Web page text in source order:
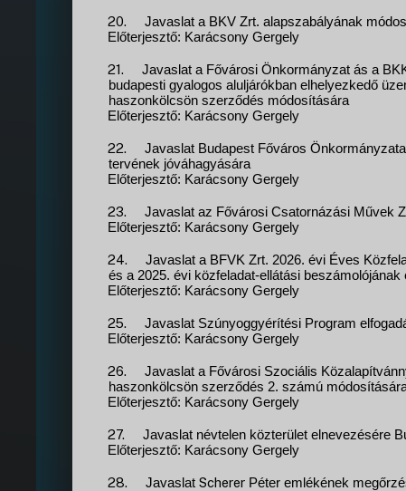
20.
Javaslat a BKV Zrt. alapszabályának
Előterjesztő: Karácsony Gergely
21.
Javaslat a Fővárosi Önkormányzat ás a
budapesti gyalogos aluljárókban elhelyezkedő
haszonkölcsön szerződés módosítására
Előterjesztő: Karácsony Gergely
22.
Javaslat Budapest Főváros
tervének jóváhagyására
Előterjesztő: Karácsony Gergely
23.
Javaslat az Fővárosi Csatornázási Művek
Előterjesztő: Karácsony Gergely
24.
Javaslat a BFVK Zrt. 2026. évi Éves
és a 2025. évi közfeladat-ellátási beszámolójának
Előterjesztő: Karácsony Gergely
25.
Javaslat Szúnyoggyérítési Program
Előterjesztő: Karácsony Gergely
26.
Javaslat a Fővárosi Szociális
haszonkölcsön szerződés 2. számú
Előterjesztő: Karácsony Gergely
27.
Javaslat névtelen közterület elnevezésére
Előterjesztő: Karácsony Gergely
28. JavaslatScherer Péter emlékének